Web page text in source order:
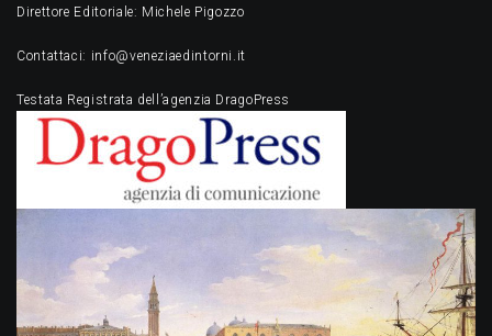
Direttore Editoriale: Michele Pigozzo
Contattaci: info@veneziaedintorni.it
Testata Registrata dell’agenzia DragoPress